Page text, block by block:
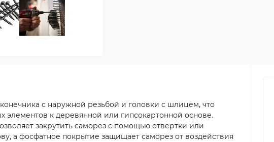
с наружной резьбой и головки с шлицем, что
к деревянной или гипсокартонной основе.
закрутить саморез с помощью отвертки или
а фосфатное покрытие защищает саморез от воздействия